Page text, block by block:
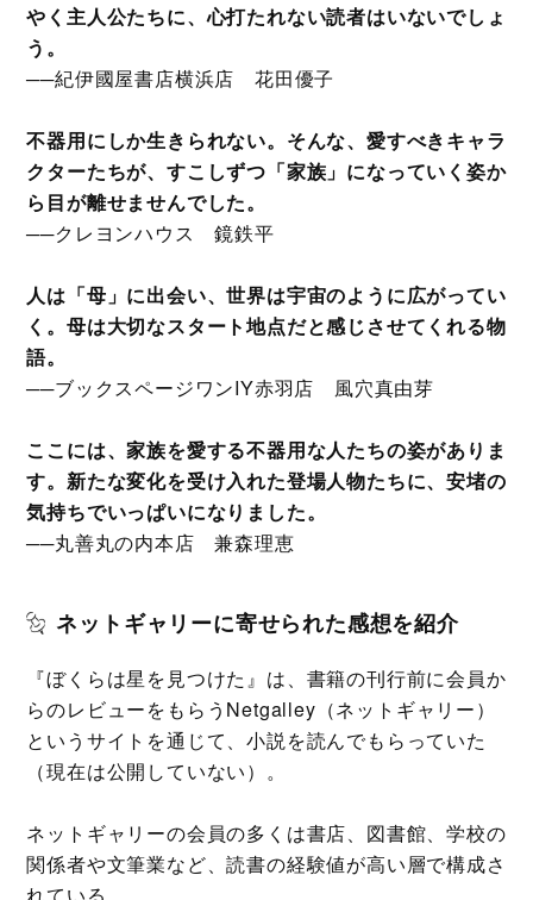
やく主人公たちに、心打たれない読者はいないでしょ
う。
──紀伊國屋書店横浜店 花田優子
不器用にしか生きられない。そんな、愛すべきキャラ
クターたちが、すこしずつ「家族」になっていく姿か
ら目が離せませんでした。
──クレヨンハウス 鏡鉄平
人は「母」に出会い、世界は宇宙のように広がってい
く。母は大切なスタート地点だと感じさせてくれる物
語。
──ブックスページワンIY赤羽店 風穴真由芽
ここには、家族を愛する不器用な人たちの姿がありま
す。新たな変化を受け入れた登場人物たちに、安堵の
気持ちでいっぱいになりました。
──丸善丸の内本店 兼森理恵
ネットギャリーに寄せられた感想を紹介
『ぼくらは星を見つけた』は、書籍の刊行前に会員か
らのレビューをもらうNetgalley（ネットギャリー）
というサイトを通じて、小説を読んでもらっていた
（現在は公開していない）。
ネットギャリーの会員の多くは書店、図書館、学校の
関係者や文筆業など、読書の経験値が高い層で構成さ
れている。